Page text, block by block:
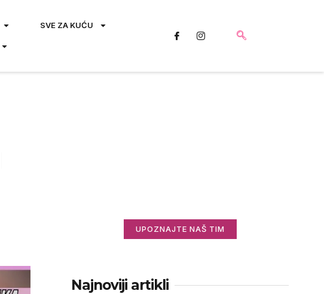
SVE ZA KUĆU
UPOZNAJTE NAŠ TIM
Najnoviji artikli